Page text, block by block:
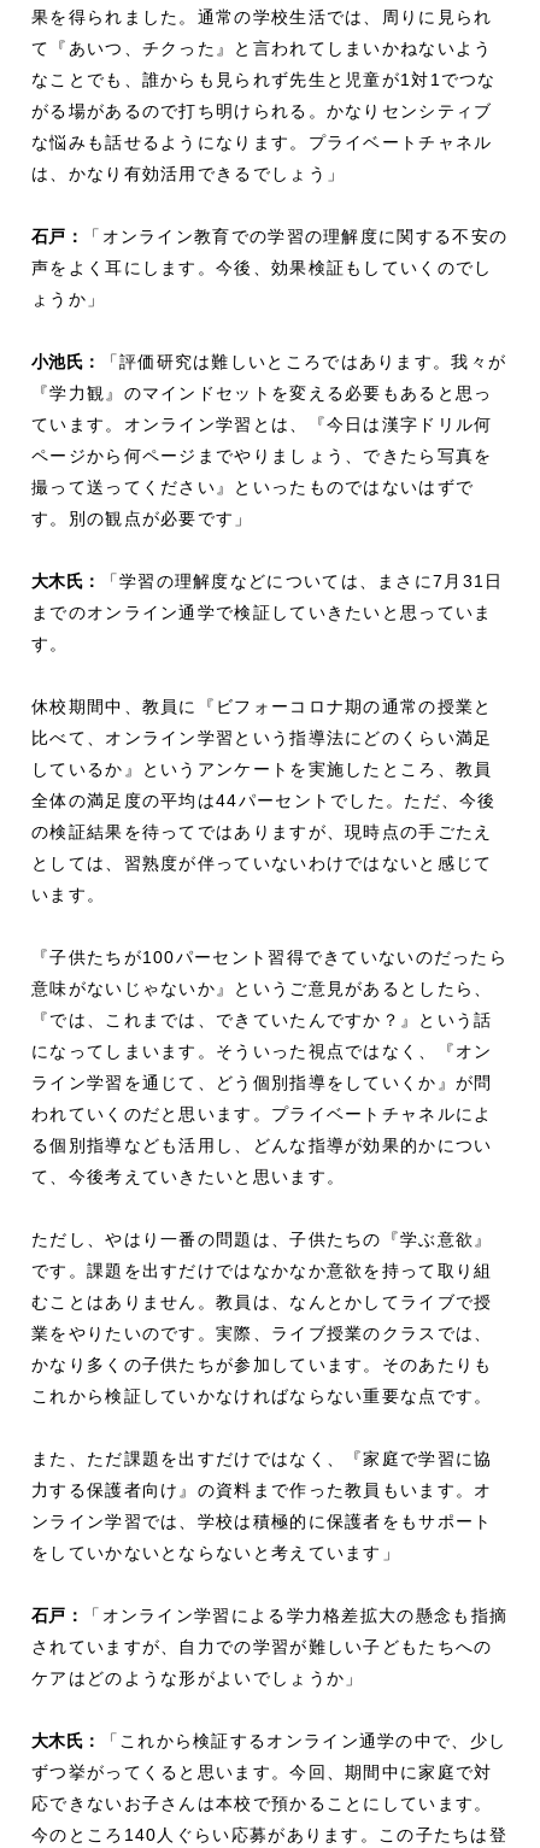
果を得られました。通常の学校生活では、周りに見られ
て『あいつ、チクった』と言われてしまいかねないよう
なことでも、誰からも見られず先生と児童が1対1でつな
がる場があるので打ち明けられる。かなりセンシティブ
な悩みも話せるようになります。プライベートチャネル
は、かなり有効活用できるでしょう」
石戸：
「オンライン教育での学習の理解度に関する不安の
声をよく耳にします。今後、効果検証もしていくのでし
ょうか」
小池氏：
「評価研究は難しいところではあります。我々が
『学力観』のマインドセットを変える必要もあると思っ
ています。オンライン学習とは、『今日は漢字ドリル何
ページから何ページまでやりましょう、できたら写真を
撮って送ってください』といったものではないはずで
す。別の観点が必要です」
大木氏：
「学習の理解度などについては、まさに7月31日
までのオンライン通学で検証していきたいと思っていま
す。
休校期間中、教員に『ビフォーコロナ期の通常の授業と
比べて、オンライン学習という指導法にどのくらい満足
しているか』というアンケートを実施したところ、教員
全体の満足度の平均は44パーセントでした。ただ、今後
の検証結果を待ってではありますが、現時点の手ごたえ
としては、習熟度が伴っていないわけではないと感じて
います。
『子供たちが100パーセント習得できていないのだったら
意味がないじゃないか』というご意見があるとしたら、
『では、これまでは、できていたんですか？』という話
になってしまいます。そういった視点ではなく、『オン
ライン学習を通じて、どう個別指導をしていくか』が問
われていくのだと思います。プライベートチャネルによ
る個別指導なども活用し、どんな指導が効果的かについ
て、今後考えていきたいと思います。
ただし、やはり一番の問題は、子供たちの『学ぶ意欲』
です。課題を出すだけではなかなか意欲を持って取り組
むことはありません。教員は、なんとかしてライブで授
業をやりたいのです。実際、ライブ授業のクラスでは、
かなり多くの子供たちが参加しています。そのあたりも
これから検証していかなければならない重要な点です。
また、ただ課題を出すだけではなく、『家庭で学習に協
力する保護者向け』の資料まで作った教員もいます。オ
ンライン学習では、学校は積極的に保護者をもサポート
をしていかないとならないと考えています」
石戸：
「オンライン学習による学力格差拡大の懸念も指摘
されていますが、自力での学習が難しい子どもたちへの
ケアはどのような形がよいでしょうか」
大木氏：
「これから検証するオンライン通学の中で、少し
ずつ挙がってくると思います。今回、期間中に家庭で対
応できないお子さんは本校で預かることにしています。
今のところ140人ぐらい応募があります。この子たちは登